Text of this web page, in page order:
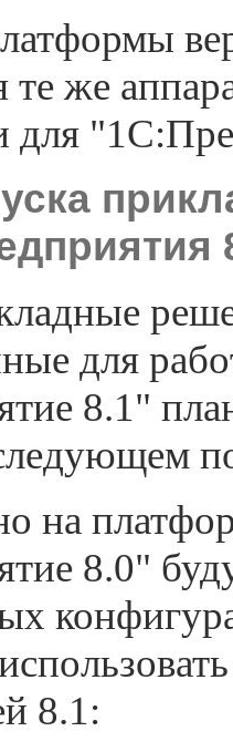
те же
для
для
8.1"
на
8.0"
8.1: